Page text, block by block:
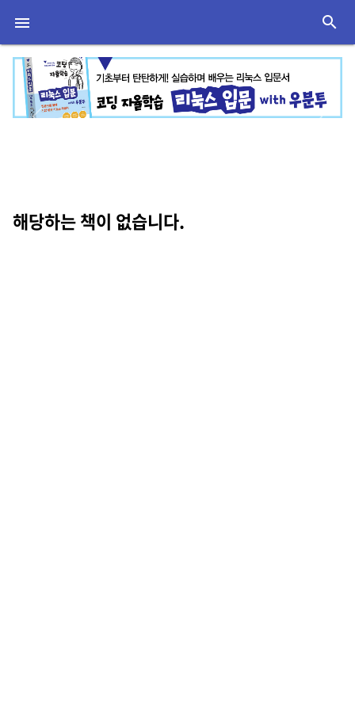
 search
Previous Next
해당하는 책이 없습니다.